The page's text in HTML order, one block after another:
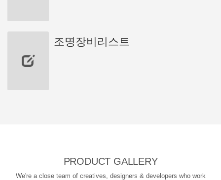
조명장비리스트
PRODUCT GALLERY
We're a close team of creatives, designers & developers who work